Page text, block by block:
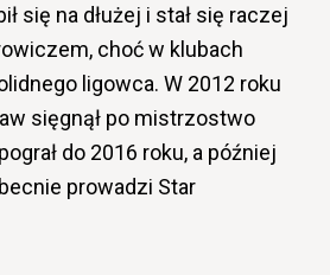
się na dłużej i stał się raczej
choć w klubach
ligowca. W 2012 roku
sięgnął po mistrzostwo
do 2016 roku, a później
prowadzi Star